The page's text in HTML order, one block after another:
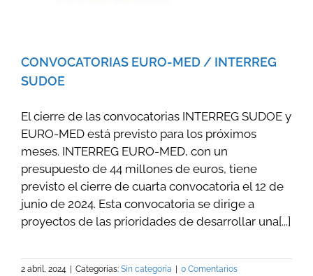
CONVOCATORIAS EURO-MED / INTERREG
SUDOE
El cierre de las convocatorias INTERREG SUDOE y
EURO-MED está previsto para los próximos
meses. INTERREG EURO-MED, con un
presupuesto de 44 millones de euros, tiene
previsto el cierre de cuarta convocatoria el 12 de
junio de 2024. Esta convocatoria se dirige a
proyectos de las prioridades de desarrollar una[...]
2 abril, 2024 Categorías: Sin categoría
0 Comentarios